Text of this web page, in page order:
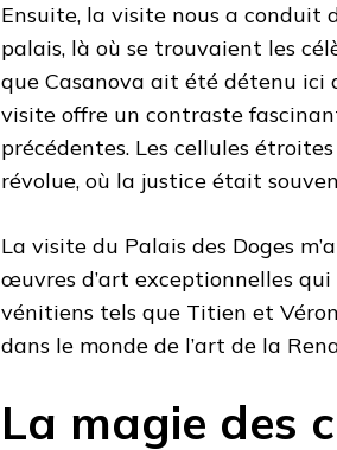
Ensuite, la visite nous a conduit
palais, là où se trouvaient les
que Casanova ait été détenu ici
visite offre un contraste
précédentes. Les cellules
révolue, où la justice était
La visite du Palais des Doges
œuvres d’art exceptionnelles
vénitiens tels que Titien et
dans le monde de l’art de la
La magie des